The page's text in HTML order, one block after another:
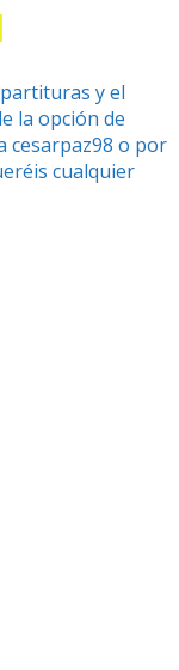
y el
la opción de
cesarpaz98 o por
cualquier